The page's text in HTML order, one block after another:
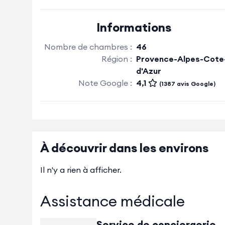
Informations
Nombre de chambres : 46
Région : Provence-Alpes-
d'Azur
Note Google : 4,1 (1387 avis Google)
À découvrir dans les environs
Il n'y a rien à afficher.
Assistance médicale